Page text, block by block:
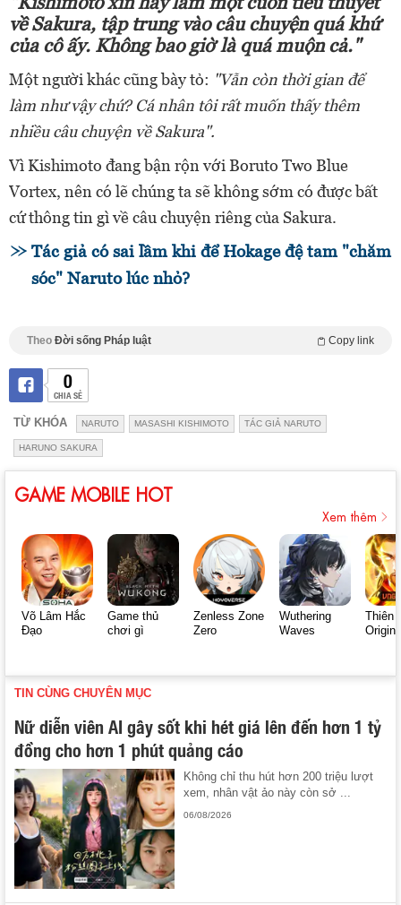
về Sakura, tập trung vào câu chuyện quá khứ
của cô ấy. Không bao giờ là quá muộn cả."
Một người khác cũng bày tỏ: "Vẫn còn thời gian để
làm như vậy chứ? Cá nhân tôi rất muốn thấy thêm
nhiều câu chuyện về Sakura".
Vì Kishimoto đang bận rộn với Boruto Two Blue
Vortex, nên có lẽ chúng ta sẽ không sớm có được bất
cứ thông tin gì về câu chuyện riêng của Sakura.
Tác giả có sai lầm khi để Hokage đệ tam "chăm
sóc" Naruto lúc nhỏ?
Theo Đời sống Pháp luật Copy link
0
CHIA SẺ
TỪ KHÓA NARUTO MASASHI KISHIMOTO TÁC GIẢ NARUTO
HARUNO SAKURA
GAME MOBILE HOT
Xem thêm
Võ Lâm Hắc
Đạo
Game thủ
chơi gì
Zenless Zone
Zero
Wuthering
Waves
Thiên
Origin
TIN CÙNG CHUYÊN MỤC
Nữ diễn viên AI gây sốt khi hét giá lên đến hơn 1 tỷ
đồng cho hơn 1 phút quảng cáo
Không chỉ thu hút hơn 200 triệu lượt
xem, nhân vật ảo này còn sở ...
06/08/2026